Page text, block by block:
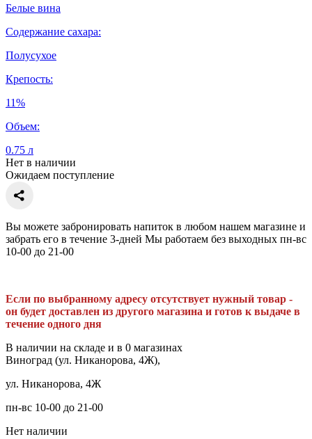
Белые вина
Содержание сахара:
Полусухое
Крепость:
11%
Объем:
0.75 л
Нет в наличии
Ожидаем поступление
Вы можете забронировать напиток в любом нашем магазине и
забрать его в течение 3-дней Мы работаем без выходных пн-вс
10-00 до 21-00
Если по выбранному адресу отсутствует нужный товар -
он будет доставлен из другого магазина и готов к выдаче в
течение одного дня
В наличии на складе и в 0 магазинах
Виноград (ул. Никанорова, 4Ж),
ул. Никанорова, 4Ж
пн-вс 10-00 до 21-00
Нет наличии